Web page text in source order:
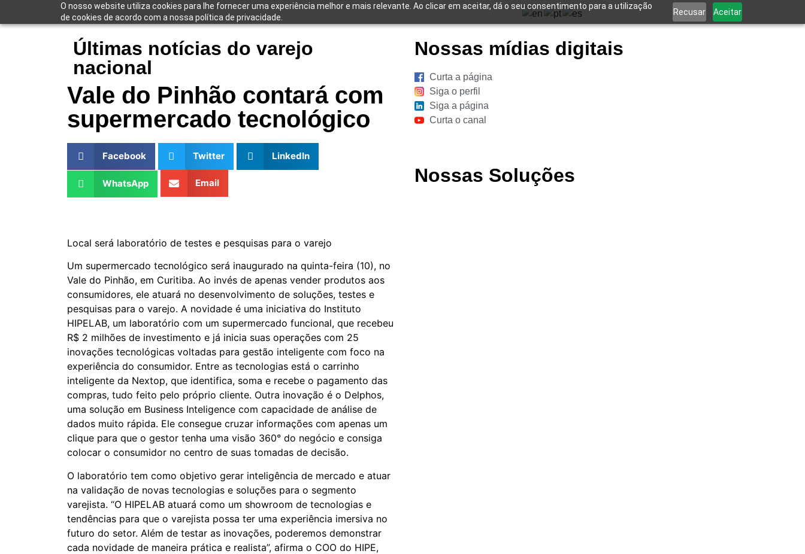
O nosso website utiliza cookies para lhe fornecer uma experiência melhor e mais relevante. Ao clicar em aceitar, dá o seu consentimento para a utilização
de cookies de acordo com a nossa política de privacidade.
Recusar Aceitar
Últimas notícias do varejo
nacional
Vale do Pinhão contará com
supermercado tecnológico
Facebook Twitter LinkedIn
WhatsApp Email
Local será laboratório de testes e pesquisas para o varejo
Um supermercado tecnológico será inaugurado na quinta-feira (10), no
Vale do Pinhão, em Curitiba. Ao invés de apenas vender produtos aos
consumidores, ele atuará no desenvolvimento de soluções, testes e
pesquisas para o varejo. A novidade é uma iniciativa do Instituto
HIPELAB, um laboratório com um supermercado funcional, que recebeu
R$ 2 milhões de investimento e já inicia suas operações com 25
inovações tecnológicas voltadas para gestão inteligente com foco na
experiência do consumidor. Entre as tecnologias está o carrinho
inteligente da Nextop, que identifica, soma e recebe o pagamento das
compras, tudo feito pelo próprio cliente. Outra inovação é o Delphos,
uma solução em Business Inteligence com capacidade de análise de
dados muito rápida. Ele consegue cruzar informações com apenas um
clique para que o gestor tenha uma visão 360° do negócio e consiga
colocar o consumidor no centro de suas tomadas de decisão.
O laboratório tem como objetivo gerar inteligência de mercado e atuar
na validação de novas tecnologias e soluções para o segmento
varejista. “O HIPELAB atuará como um showroom de tecnologias e
tendências para que o varejista possa ter uma experiência imersiva no
futuro do setor. Além de testar as inovações, poderemos demonstrar
cada novidade de maneira prática e realista”, afirma o COO do HIPE,
Nossas mídias digitais
Curta a página
Siga o perfil
Siga a página
Curta o canal
Nossas Soluções